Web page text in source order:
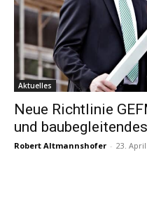
Aktuelles
Neue Richtlinie
und
Robert Altmannshofer - 23.